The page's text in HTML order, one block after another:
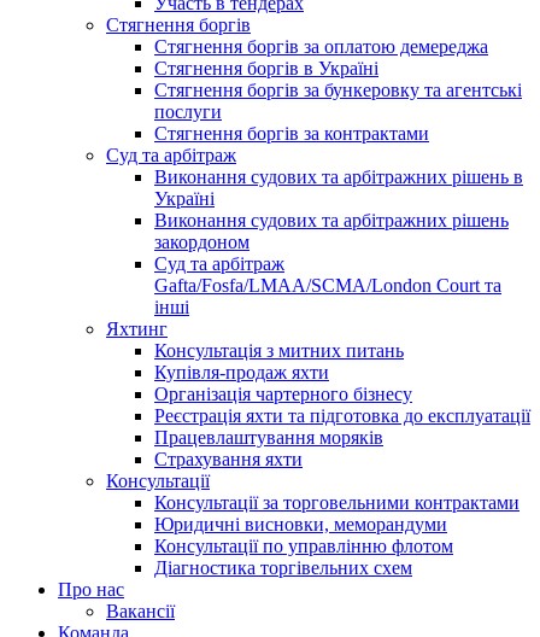
Стягнення боргів
Стягнення боргів за оплатою демереджа
Стягнення боргів в Україні
Стягнення боргів за бункеровку та агентські
послуги
Стягнення боргів за контрактами
Суд та арбітраж
Виконання судових та арбітражних рішень в
Україні
Виконання судових та арбітражних рішень
закордоном
Суд та арбітраж
Gafta/Fosfa/LMAA/SCMA/London Court та
інші
Яхтинг
Консультація з митних питань
Купівля-продаж яхти
Організація чартерного бізнесу
Реєстрація яхти та підготовка до експлуатації
Працевлаштування моряків
Страхування яхти
Консультації
Консультації за торговельними контрактами
Юридичні висновки, меморандуми
Консультації по управлінню флотом
Діагностика торгівельних схем
Про нас
Вакансії